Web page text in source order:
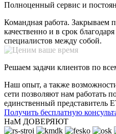
Полноценный сервис и
Командная работа. Закрываем
качественно и в срок
специалистов между собой.
Решаем задачи клиентов по
Наш опыт, а также
сети позволяют нам
единственный представитель
Получить бесплатную
НаМ ДОВЕРЯЮТ